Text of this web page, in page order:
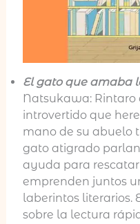
El gato que amaba
Natsukawa: Rintaro
introvertido que
mano de su abuelo
gato atigrado
ayuda para
emprenden juntos
laberintos literarios.
sobre la lectura